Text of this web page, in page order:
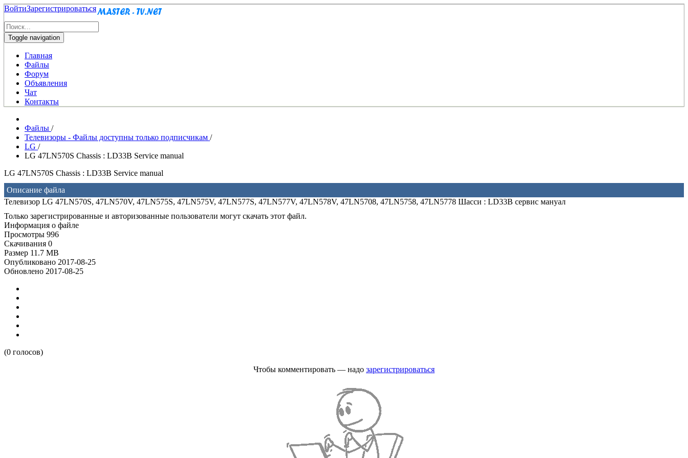
ВойтиЗарегистрироваться
Toggle navigation
Главная
Файлы
Форум
Объявления
Чат
Контакты
Файлы /
Телевизоры - Файлы доступны только подписчикам /
LG /
LG 47LN570S Chassis : LD33B Service manual
LG 47LN570S Chassis : LD33B Service manual
Описание файла
Телевизор LG 47LN570S, 47LN570V, 47LN575S, 47LN575V, 47LN577S, 47LN577V, 47LN578V, 47LN5708, 47LN5758, 47LN5778 Шасси : LD33B сервис мануал
Только зарегистрированные и авторизованные пользователи могут скачать этот файл.
Информация о файле
Просмотры 996
Скачивания 0
Размер 11.7 MB
Опубликовано 2017-08-25
Обновлено 2017-08-25
(0 голосов)
Чтобы комментировать — надо зарегистрироваться